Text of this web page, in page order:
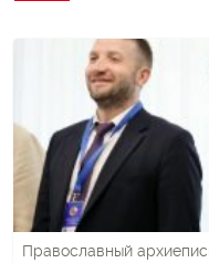
Православный